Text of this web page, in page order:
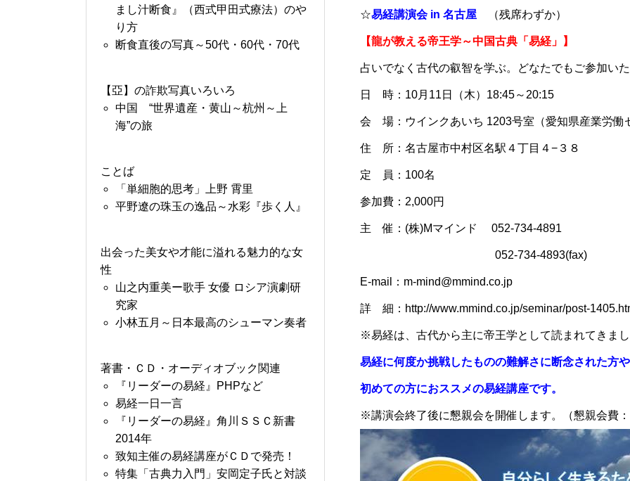
☆易経講演会 in 名古屋 （残席わずか）
【龍が教える帝王学～中国古典「易経」】
占いでなく古代の叡智を学ぶ。どなたでもご参加い
日 時：10月11日（木）18:45～20:15
会 場：ウインクあいち 1203号室（愛知県産業労働
住 所：名古屋市中村区名駅４丁目４−３８
定 員：100名
参加費：2,000円
主 催：(株)Mマインド 052-734-4891
052-734-4893(fax)
E-mail：m-mind@mmind.co.jp
詳 細：​ http://www.mmind.co.jp/seminar/post-
※易経は、古代から主に帝王学として読まれてきま
易経に何度か挑戦したものの難解さに断念された方
初めての方におススメの易経講座です。
※講演会終了後に懇親会を開催します。（懇親会費
まし汁断食』（西式甲田式療法）のや
り方
断食直後の写真～50代・60代・70代
【亞】の詐欺写真いろいろ
中国 “世界遺産・黄山～杭州～上
海”の旅
ことば
「単細胞的思考」上野 霄里
平野遼の珠玉の逸品～水彩『歩く人』
出会った美女や才能に溢れる魅力的な女
性
山之内重美ー歌手 女優 ロシア演劇研
究家
小林五月～日本最高のシューマン奏者
著書・ＣＤ・オーディオブック関連
『リーダーの易経』PHPなど
易経一日一言
『リーダーの易経』角川ＳＳＣ新書
2014年
致知主催の易経講座がＣＤで発売！
特集「古典力入門」安岡定子氏と対談